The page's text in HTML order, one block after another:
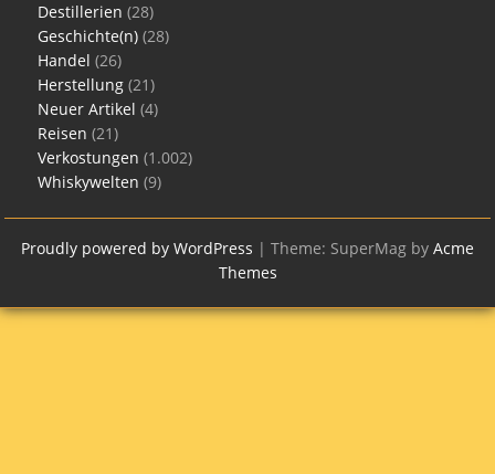
Destillerien (28)
Geschichte(n) (28)
Handel (26)
Herstellung (21)
Neuer Artikel (4)
Reisen (21)
Verkostungen (1.002)
Whiskywelten (9)
Proudly powered by WordPress | Theme: SuperMag by Acme
Themes